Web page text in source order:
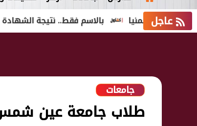
عاجل بالاسم فقط.. نتيجة الشهادة الإعدادية الدور الثاني بالمنيا
جامعات
طلاب جامعة عين